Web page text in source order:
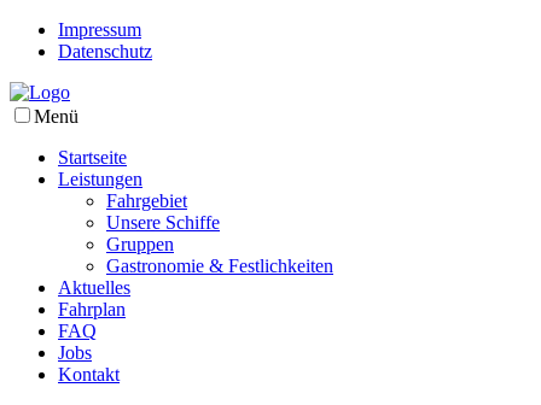
Impressum
Datenschutz
Menü
Startseite
Leistungen
Fahrgebiet
Unsere Schiffe
Gruppen
Gastronomie & Festlichkeiten
Aktuelles
Fahrplan
FAQ
Jobs
Kontakt